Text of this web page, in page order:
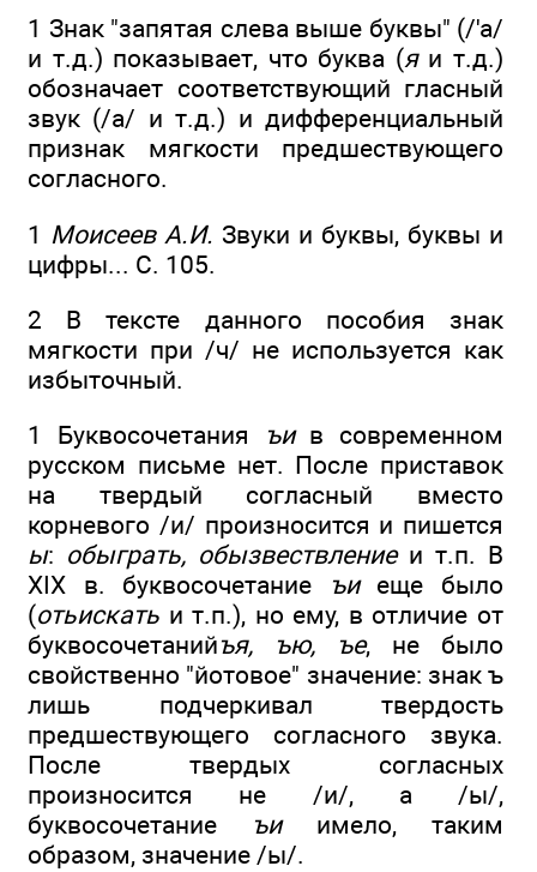
1 Знак "запятая слева выше буквы" (/'а/
и т.д.) показывает, что буква (яи т.д.)
обозначает соответствующий гласный
звук (/а/ и т.д.) и дифференциальный
признак мягкости предшествующего
согласного.
1 Моисеев А.И. Звуки и буквы, буквы и
цифры... С. 105.
2 В тексте данного пособия знак
мягкости при /ч/ не используется как
избыточный.
1 Буквосочетания
ъив современном
русском письме нет. После приставок
на твердый согласный вместо
корневого /и/ произносится и пишется
ы: обыграть, обызвествлениеи т.п. В
XIX в. буквосочетание
ъиеще было
(отьискать и т.п.), но ему, в отличие от
буквосочетанийъя, ъю, ъе, не было
свойственно "йотовое" значение: знак ъ
лишь подчеркивал твердость
предшествующего согласного звука.
После твердых согласных
произносится не /и/, а /ы/,
буквосочетание
ъиимело, таким
образом, значение /ы/.